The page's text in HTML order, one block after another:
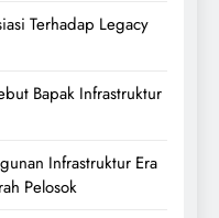
Terhadap Legacy
Bapak Infrastruktur
Infrastruktur Era
Pelosok